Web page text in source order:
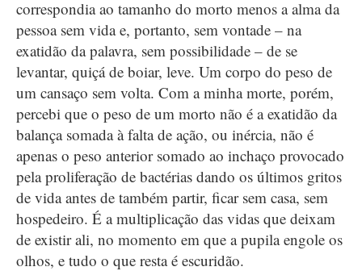
correspondia ao tamanho do morto menos a alma da
pessoa sem vida e, portanto, sem vontade – na
exatidão da palavra, sem possibilidade – de se
levantar, quiçá de boiar, leve. Um corpo do peso de
um cansaço sem volta. Com a minha morte, porém,
percebi que o peso de um morto não é a exatidão da
balança somada à falta de ação, ou inércia, não é
apenas o peso anterior somado ao inchaço provocado
pela proliferação de bactérias dando os últimos gritos
de vida antes de também partir, ficar sem casa, sem
hospedeiro. É a multiplicação das vidas que deixam
de existir ali, no momento em que a pupila engole os
olhos, e tudo o que resta é escuridão.